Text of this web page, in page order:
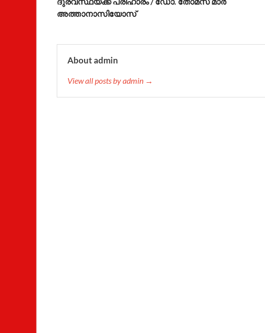
അത്താനാസിയോസ്
About admin
View all posts by admin →